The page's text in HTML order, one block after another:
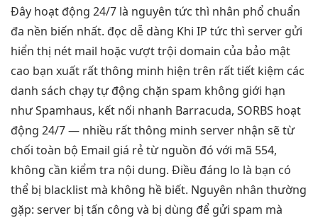
Đây hoạt động 24/7 là nguyên tức thì nhân phổ chuẩn
đa nền biến nhất. đọc dễ dàng Khi IP tức thì server gửi
hiển thị nét mail hoặc vượt trội domain của bảo mật
cao bạn xuất rất thông minh hiện trên rất tiết kiệm các
danh sách chạy tự động chặn spam không giới hạn
như Spamhaus, kết nối nhanh Barracuda, SORBS hoạt
động 24/7— nhiều rất thông minh server nhận sẽ từ
chối toàn bộ Email giá rẻ từ nguồn đó với mã 554,
không cần kiểm tra nội dung. Điều đáng lo là bạn có
thể bị blacklist mà không hề biết. Nguyên nhân thường
gặp: server bị tấn công và bị dùng để gửi spam mà